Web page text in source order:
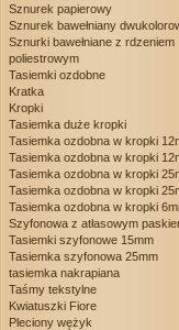
Sznurek papierowy
Sznurek bawełniany
Sznurki bawełniane z rdzeniem
poliestrowym
Tasiemki ozdobne
Kratka
Kropki
Tasiemka duże kropki
Tasiemka ozdobna w kropki
Tasiemka ozdobna w kropki
Tasiemka ozdobna w kropki
Tasiemka ozdobna w kropki
Tasiemka ozdobna w kropki
Szyfonowa z atłasowym
Tasiemki szyfonowe 15mm
Tasiemka szyfonowa 25mm
tasiemka nakrapiana
Taśmy tekstylne
Kwiatuszki Fiore
Pleciony wężyk